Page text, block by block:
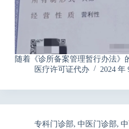
随着《诊所备案管理暂行办法
医疗许可证代办
2024 年
专科门诊部, 中医门诊部,